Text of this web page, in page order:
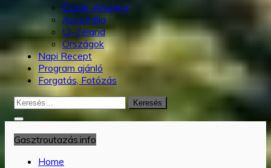
Észak-Amerika
Ausztrália
Új-Zéland
Országok
Napi Recept
Program ajánló
Forgatás, Fotózás
Keresés:
Gasztroutazás.info
Home